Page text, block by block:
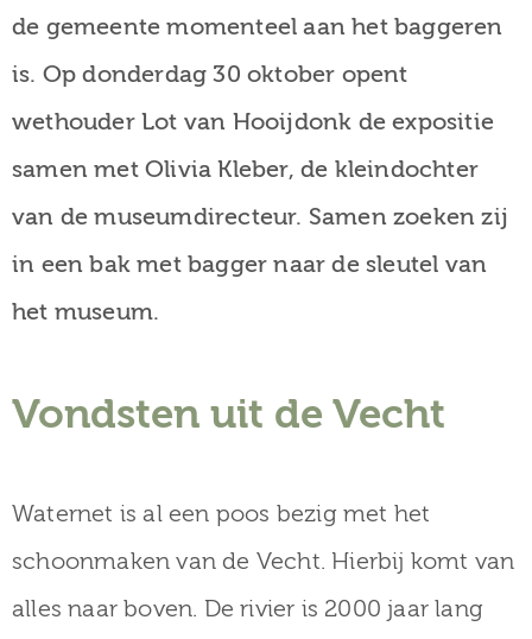
de gemeente momenteel aan het baggeren
is. Op donderdag 30 oktober opent
wethouder Lot van Hooijdonk de expositie
samen met Olivia Kleber, de kleindochter
van de museumdirecteur. Samen zoeken zij
in een bak met bagger naar de sleutel van
het museum.
Vondsten uit de Vecht
Waternet is al een poos bezig met het
schoonmaken van de Vecht. Hierbij komt van
alles naar boven. De rivier is 2000 jaar lang